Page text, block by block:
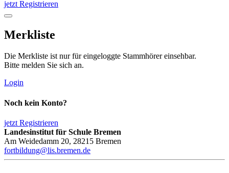
jetzt Registrieren
Merkliste
Die Merkliste ist nur für eingeloggte Stammhörer einsehbar.
Bitte melden Sie sich an.
Login
Noch kein Konto?
jetzt Registrieren
Landesinstitut für Schule Bremen
Am Weidedamm 20, 28215 Bremen
fortbildung@lis.bremen.de